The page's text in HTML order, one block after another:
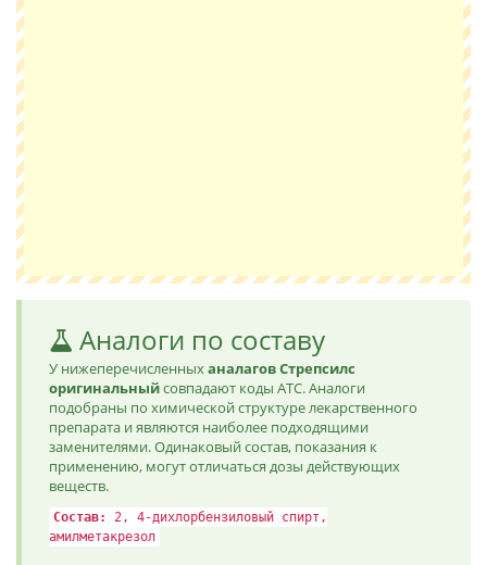
Аналоги по составу
У нижеперечисленныханалагов Стрепсилс
оригинальныйсовпадают коды ATC. Аналоги
подобраны по химической структуре лекарственного
препарата и являются наиболее подходящими
заменителями. Одинаковый состав, показания к
применению, могут отличаться дозы действующих
веществ.
Состав:
2, 4-дихлорбензиловый спирт,
амилметакрезол